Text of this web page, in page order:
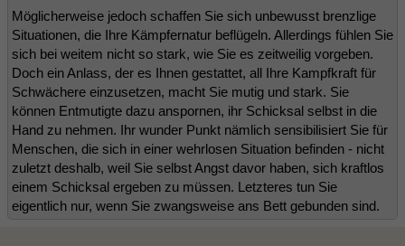
Möglicherweise jedoch schaffen Sie sich unbewusst brenzlige
Situationen, die Ihre Kämpfernatur beflügeln. Allerdings fühlen Sie
sich bei weitem nicht so stark, wie Sie es zeitweilig vorgeben.
Doch ein Anlass, der es Ihnen gestattet, all Ihre Kampfkraft für
Schwächere einzusetzen, macht Sie mutig und stark. Sie
können Entmutigte dazu anspornen, ihr Schicksal selbst in die
Hand zu nehmen. Ihr wunder Punkt nämlich sensibilisiert Sie für
Menschen, die sich in einer wehrlosen Situation befinden - nicht
zuletzt deshalb, weil Sie selbst Angst davor haben, sich kraftlos
einem Schicksal ergeben zu müssen. Letzteres tun Sie
eigentlich nur, wenn Sie zwangsweise ans Bett gebunden sind.